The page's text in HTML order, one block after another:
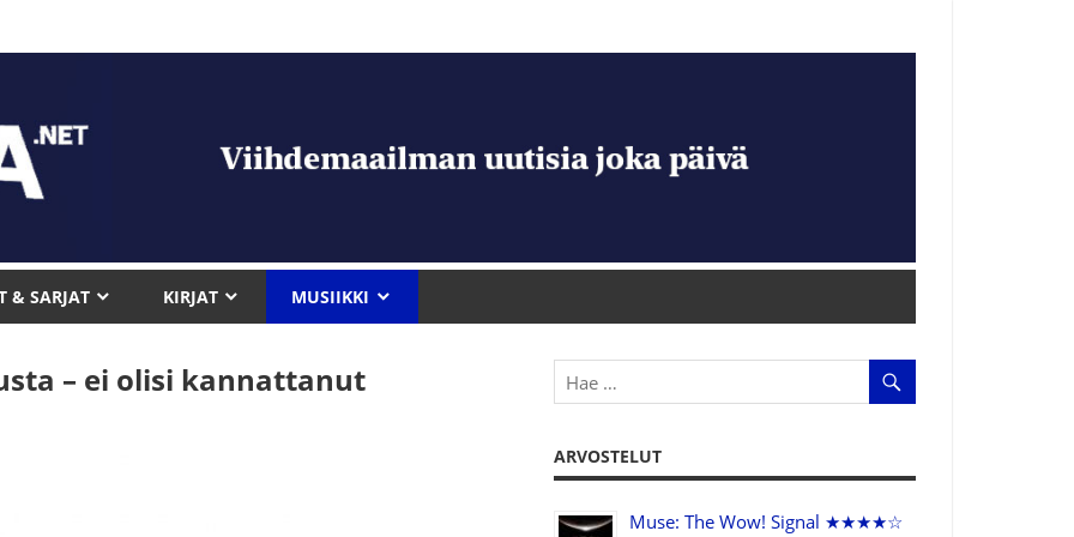
& SARJAT KIRJAT MUSIIKKI
– ei olisi kannattanut
ARVOSTELUT
Muse: The Wow! Signal ★★★★☆